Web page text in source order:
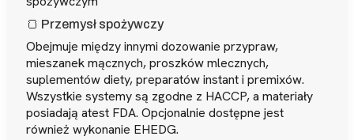
🍞 Przemysł spożywczy
Obejmuje między innymi dozowanie przypraw,
mieszanek mącznych, proszków mlecznych,
suplementów diety, preparatów instant i premixów.
Wszystkie systemy są zgodne z HACCP, a materiały
posiadają atest FDA. Opcjonalnie dostępne jest
również wykonanie EHEDG.